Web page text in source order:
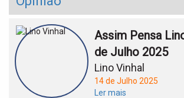
Assim Pensa
de Julho 2025
Lino Vinhal
14 de Julho 2025
Ler mais